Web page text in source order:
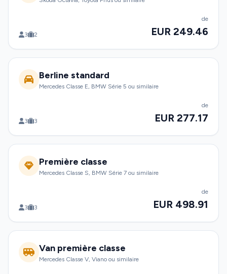
3 2
de
EUR 249.46
Berline standard
Mercedes Classe E, BMW Série 5 ou similaire
3 3
de
EUR 277.17
Première classe
Mercedes Classe S, BMW Série 7 ou similaire
3 3
de
EUR 498.91
Van première classe
Mercedes Classe V, Viano ou similaire